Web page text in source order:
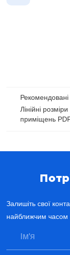
Рекомендовані
Лінійні розміри
приміщень
Залишіть свої
найближчим часом